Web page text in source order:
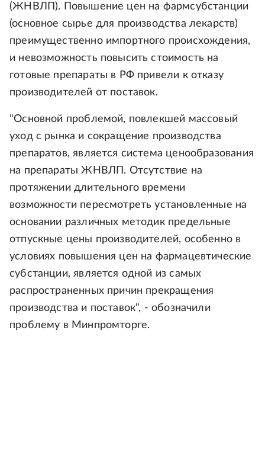
(ЖНВЛП). Повышение цен на фармсубстанции
(основное сырье для производства лекарств)
преимущественно импортного происхождения,
и невозможность повысить стоимость на
готовые препараты в РФ привели к отказу
производителей от поставок.
"Основной проблемой, повлекшей массовый
уход с рынка и сокращение производства
препаратов, является система ценообразования
на препараты ЖНВЛП. Отсутствие на
протяжении длительного времени
возможности пересмотреть установленные на
основании различных методик предельные
отпускные цены производителей, особенно в
условиях повышения цен на фармацевтические
субстанции, является одной из самых
распространенных причин прекращения
производства и поставок", - обозначили
проблему в Минпромторге.